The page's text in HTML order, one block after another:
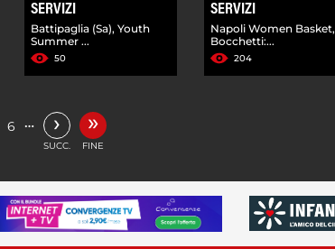
SERVIZI
Battipaglia (Sa), Youth
Summer ...
50
SERVIZI
Napoli Women Basket,
Bocchetti:...
204
6 … ›
SUCC.
»
FINE